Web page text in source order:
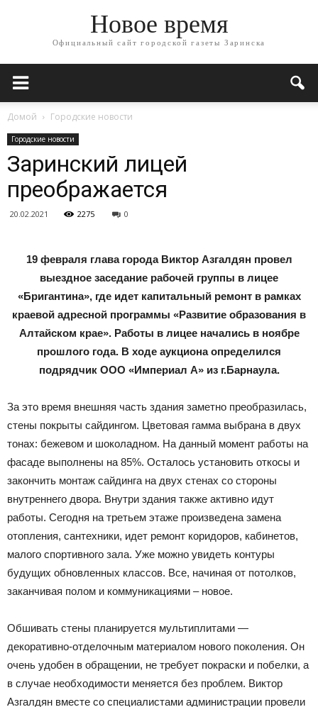
Новое время
Официальный сайт городской газеты Заринска
Домой Городские новости
Городские новости
Заринский лицей
преображается
20.02.2021 2275 0
19 февраля глава города Виктор Азгалдян провел
выездное заседание рабочей группы в лицее
«Бригантина», где идет капитальный ремонт в рамках
краевой адресной программы «Развитие образования в
Алтайском крае». Работы в лицее начались в ноябре
прошлого года. В ходе аукциона определился
подрядчик ООО «Империал А» из г.Барнаула.
За это время внешняя часть здания заметно преобразилась,
стены покрыты сайдингом. Цветовая гамма выбрана в двух
тонах: бежевом и шоколадном. На данный момент работы на
фасаде выполнены на 85%. Осталось установить откосы и
закончить монтаж сайдинга на двух стенах со стороны
внутреннего двора. Внутри здания также активно идут
работы. Сегодня на третьем этаже произведена замена
отопления, сантехники, идет ремонт коридоров, кабинетов,
малого спортивного зала. Уже можно увидеть контуры
будущих обновленных классов. Все, начиная от потолков,
заканчивая полом и коммуникациями – новое.
Обшивать стены планируется мультиплитами —
декоративно-отделочным материалом нового поколения. Он
очень удобен в обращении, не требует покраски и побелки, а
в случае необходимости меняется без проблем. Виктор
Азгалдян вместе со специалистами администрации провели